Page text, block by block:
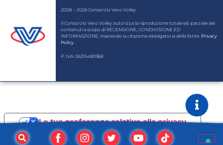
2008 – 2026 Consorzio Vero Volley
Il Consorzio Vero Volley autorizza la riproduzione totale e/o parziale dei
contenuti a scopo di RECENSIONE, CONDIVISIONE ED
INFORMAZIONE, inserendo la citazione obbligatoria della fonte. Privacy
Policy
P. IVA: 06315490968
Informativa sulla raccolta
Le tue preferenze relative alla privacy